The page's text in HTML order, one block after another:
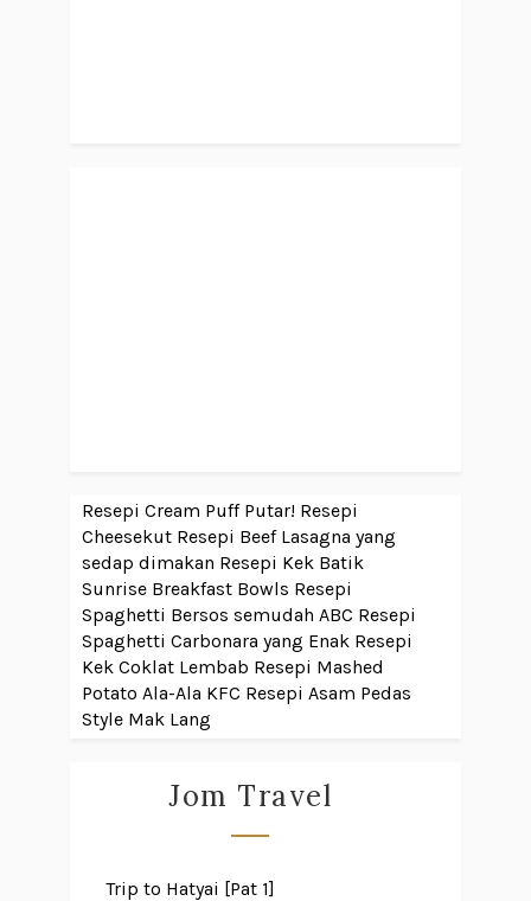
Resepi Cream Puff Putar! Resepi
Cheesekut Resepi Beef Lasagna yang
sedap dimakan Resepi Kek Batik
Sunrise Breakfast Bowls Resepi
Spaghetti Bersos semudah ABC Resepi
Spaghetti Carbonara yang Enak Resepi
Kek Coklat Lembab Resepi Mashed
Potato Ala-Ala KFC Resepi Asam Pedas
Style Mak Lang
Jom Travel
Trip to Hatyai [Pat 1]